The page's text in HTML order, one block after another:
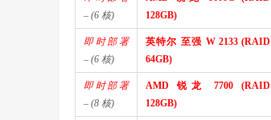
– (6 核)
128GB)
即时部署
– (6 核)
英特尔 至强 W 2133 (RAID
64GB)
即时部署
– (8 核)
AMD 锐龙 7700 (RAID
128GB)